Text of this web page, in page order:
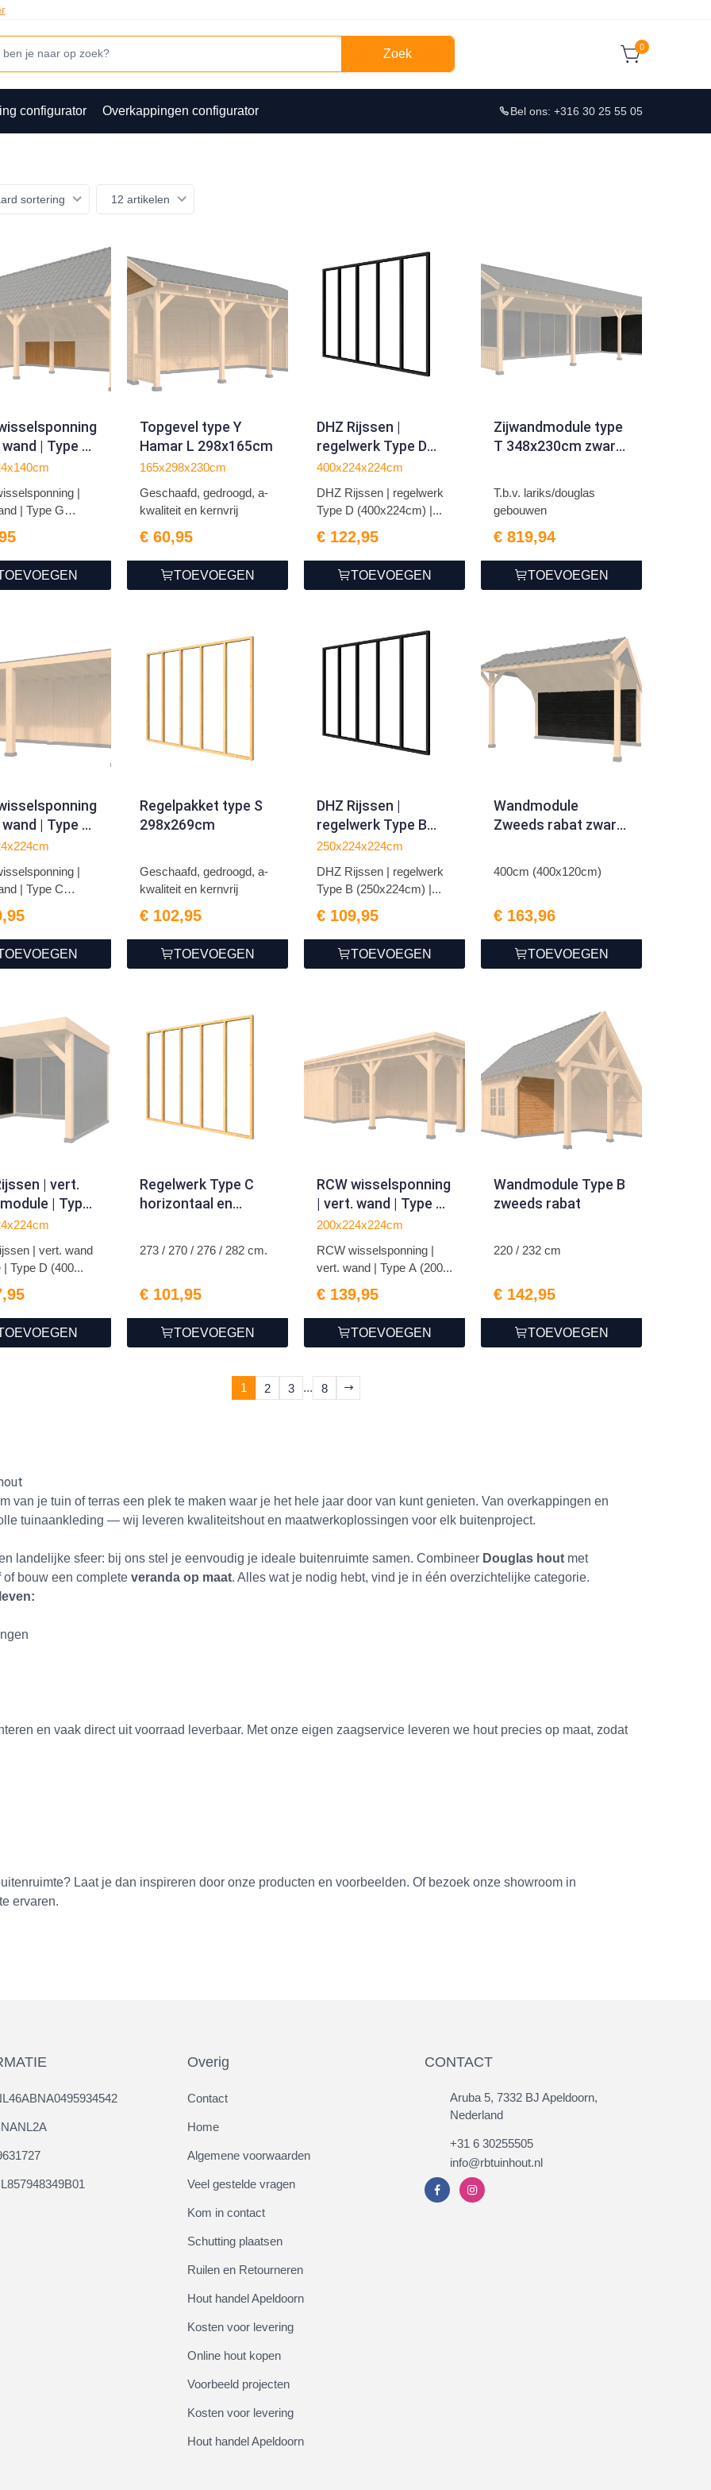
Zoek 0
configurator Overkappingen configurator Bel ons: +316 30 25 55 05
sortering 12 artikelen
| Type G
|
| Type G
Topgevel type Y
Hamar L 298x165cm
165x298x230cm
Geschaafd, gedroogd, a-
kwaliteit en kernvrij
€ 60,95
TOEVOEGEN
DHZ Rijssen |
regelwerk Type D
(400x224cm) | zwart
400x224x224cm
DHZ Rijssen | regelwerk
Type D (400x224cm) |...
€ 122,95
TOEVOEGEN
Zijwandmodule type
T 348x230cm zwart
T.b.v. lariks/douglas
gebouwen
€ 819,94
TOEVOEGEN
| Type C
|
| Type C
Regelpakket type S
298x269cm
Geschaafd, gedroogd, a-
kwaliteit en kernvrij
€ 102,95
TOEVOEGEN
DHZ Rijssen |
regelwerk Type B
(250x224cm) | zwart
250x224x224cm
DHZ Rijssen | regelwerk
Type B (250x224cm) |...
€ 109,95
TOEVOEGEN
Wandmodule
Zweeds rabat zwart
400cm (400x120cm)
€ 163,96
TOEVOEGEN
| vert.
| Type
|
| vert. wand
| Type D (400...
Regelwerk Type C
horizontaal en
273 / 270 / 276 / 282 cm.
€ 101,95
TOEVOEGEN
RCW wisselsponning
| vert. wand | Type A
(200x224cm)
200x224x224cm
RCW wisselsponning |
vert. wand | Type A (200...
€ 139,95
TOEVOEGEN
Wandmodule Type B
zweeds rabat
220 / 232 cm
€ 142,95
TOEVOEGEN
1 2 3 ... 8
van je tuin of terras een plek te maken waar je het hele jaar door van kunt genieten. Van overkappingen en
tuinaankleding — wij leveren kwaliteitshout en maatwerkoplossingen voor elk buitenproject.
landelijke sfeer: bij ons stel je eenvoudig je ideale buitenruimte samen. Combineer Douglas houtmet
of bouw een complete veranda op maat. Alles wat je nodig hebt, vind je in één overzichtelijke categorie.
en vaak direct uit voorraad leverbaar. Met onze eigen zaagservice leveren we hout precies op maat, zodat
Laat je dan inspireren door onze producten en voorbeelden. Of bezoek onze showroom in
ervaren.
Overig
Contact
Home
Algemene voorwaarden
Veel gestelde vragen
Kom in contact
Schutting plaatsen
Ruilen en Retourneren
Hout handel Apeldoorn
Kosten voor levering
Online hout kopen
Voorbeeld projecten
Kosten voor levering
Hout handel Apeldoorn
CONTACT
Aruba 5, 7332 BJ Apeldoorn,
Nederland
+31 6 30255505
info@rbtuinhout.nl